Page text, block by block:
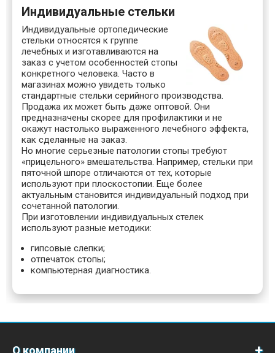
Индивидуальные стельки
Индивидуальные ортопедические
стельки относятся к группе
лечебных и изготавливаются на
заказ с учетом особенностей стопы
конкретного человека. Часто в
магазинах можно увидеть только
стандартные стельки серийного производства.
Продажа их может быть даже оптовой. Они
предназначены скорее для профилактики и не
окажут настолько выраженного лечебного эффекта,
как сделанные на заказ.
Но многие серьезные патологии стопы требуют
«прицельного» вмешательства. Например, стельки при
пяточной шпоре отличаются от тех, которые
используют при плоскостопии. Еще более
актуальным становится индивидуальный подход при
сочетанной патологии.
При изготовлении индивидуальных стелек
используют разные методики:
гипсовые слепки;
отпечаток стопы;
компьютерная диагностика.
О компании